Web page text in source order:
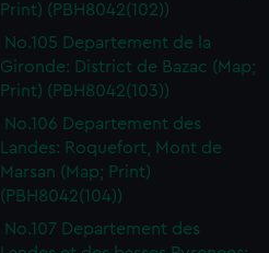
Print) (PBH8042(102))
No.105 Departement de la
Gironde: District de Bazac (Map;
Print) (PBH8042(103))
No.106 Departement des
Landes: Roquefort, Mont de
Marsan (Map; Print)
(PBH8042(104))
No.107 Departement des